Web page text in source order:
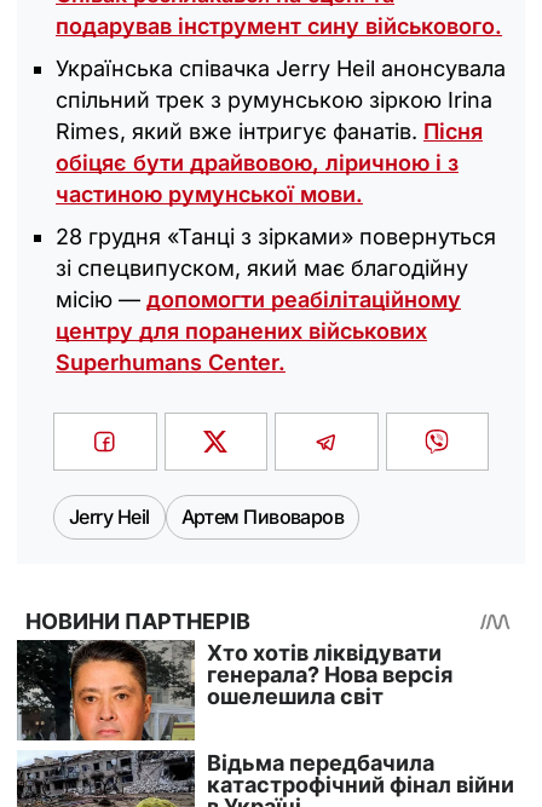
подарував інструмент сину військового.
Українська співачка Jerry Heil анонсувала
спільний трек з румунською зіркою Irina
Rimes, який вже інтригує фанатів. Пісня
обіцяє бути драйвовою, ліричною і з
частиною румунської мови.
28 грудня «Танці з зірками» повернуться
зі спецвипуском, який має благодійну
місію — допомогти реабілітаційному
центру для поранених військових
Superhumans Center.
Jerry Heil Артем Пивоваров